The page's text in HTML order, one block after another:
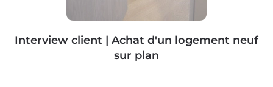
Interview client | Achat d'un logement neuf
sur plan